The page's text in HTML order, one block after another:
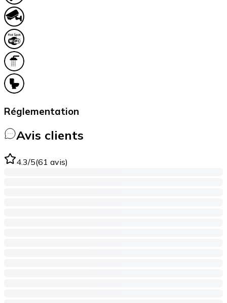
Réglementation
Avis clients
4.3/5(61 avis)